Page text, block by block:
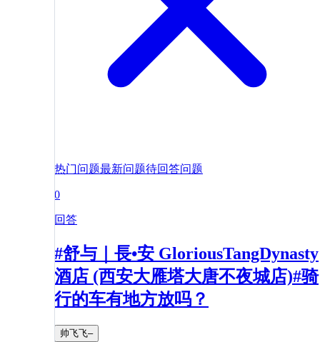
热门问题最新问题待回答问题
0
回答
#舒与｜長•安 GloriousTangDynasty
酒店 (西安大雁塔大唐不夜城店)#骑
行的车有地方放吗？
帅飞飞–